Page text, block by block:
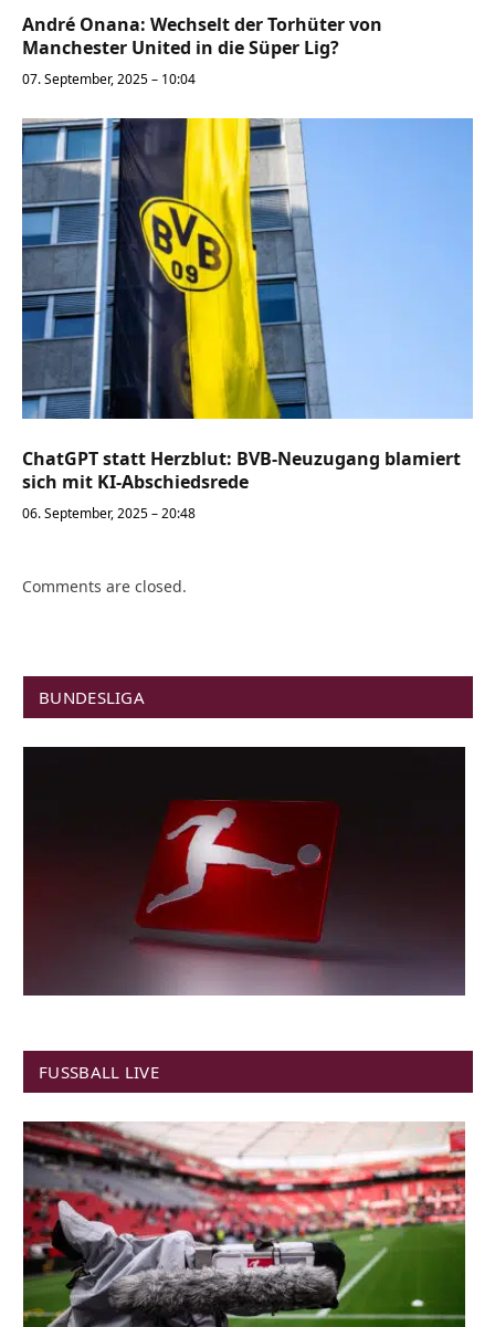
André Onana: Wechselt der Torhüter von
Manchester United in die Süper Lig?
07. September, 2025 – 10:04
ChatGPT statt Herzblut: BVB-Neuzugang blamiert
sich mit KI-Abschiedsrede
06. September, 2025 – 20:48
Comments are closed.
BUNDESLIGA
FUSSBALL LIVE